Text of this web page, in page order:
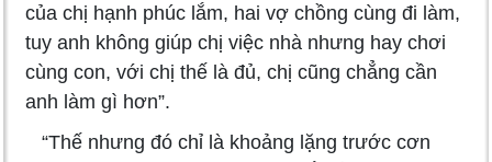
của chị hạnh phúc lắm, hai vợ chồng cùng đi làm,
tuy anh không giúp chị việc nhà nhưng hay chơi
cùng con, với chị thế là đủ, chị cũng chẳng cần
anh làm gì hơn”.
“Thế nhưng đó chỉ là khoảng lặng trước cơn